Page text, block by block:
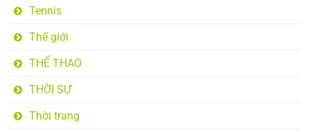
Tennis
Thế giới
THỂ THAO
THỜI SỰ
Thời trang